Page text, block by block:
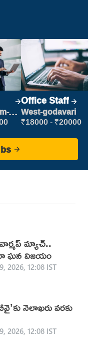
Office Staff
West-godavari
₹18000 - ₹20000
మ్యాచ్..
ఘన విజయం
2026, 12:08 IST
నెలాఖరు వరకు
2026, 12:08 IST